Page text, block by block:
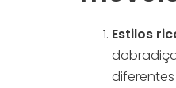
Estilos